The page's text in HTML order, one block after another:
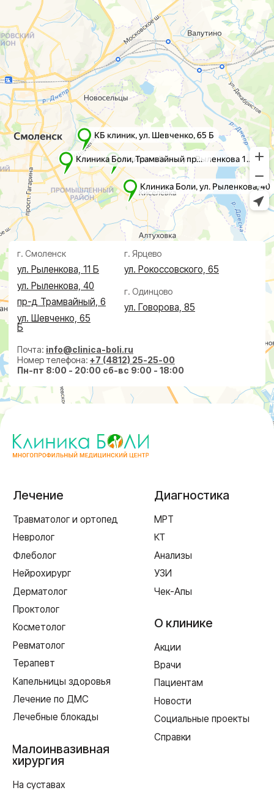
+7 (4812) 25-25-00
Заказать обратный звонок
г. Смоленск
ул. Рыленкова, 11 Б
ул. Рокоссовского, 65
г. Одинцово
ул. Говорова, 85
ул. Шевченко, 65 Б
ИМЕЮТСЯ ПРОТИВОПОКАЗАНИЯ,
Лицензия Л041-01128-67/00331765 от 28.05.2019 г. и Л041-
01128-67/00637993 от 17.01.2023 г. выдана Департаментом
Смоленской области по здравоохранению
Создание сайта
Реквизиты
Политика в отношении обработки персональных данных
Пн-пт 8:00 - 20:00 сб-вс 9:00 - 18:00
Диагностика
МРТ
КТ
УЗИ
Анализы
Чек-Апы
Лечение
Травматолог и ортопед
Невролог
Проктолог
Флеболог
Нейрохирург
Дерматолог
Косметолог
Ревматолог
Терапевт
Капельницы здоровья
Лечение по ДМС
Лечебные блокады
Малоинвазивная
хирургия
На суставах
На позвоночнике
По проктологии
По флебологии
О клинике
Акции
Врачи
Новости
Пациентам
Справки